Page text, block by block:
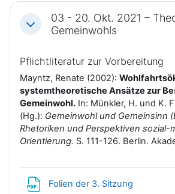
Einklappen
03 - 20. Okt. 2021 –
Gemeinwohls
Pflichtliteratur zur Vorbereitung
Mayntz, Renate (2002):
systemtheoretische Ansätze zur
Gemeinwohl. In: Münkler, H. und K.
(Hg.): Gemeinwohl und Gemeinsinn
Rhetoriken und Perspektiven sozial-
Orientierung. S. 111-126. Berlin.
Folien der 3. Sitzung